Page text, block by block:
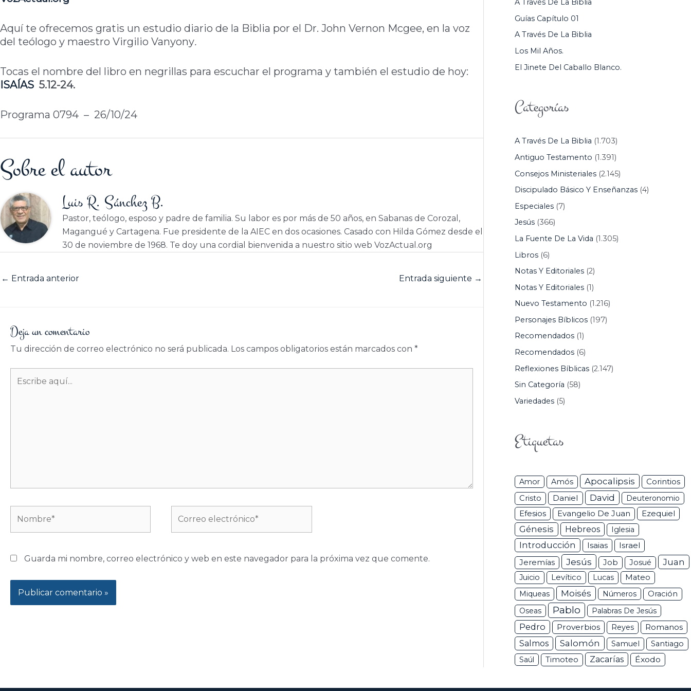
Aquí te ofrecemos gratis un estudio diario de la Biblia por el Dr. John Vernon Mcgee, en la voz
del teólogo y maestro Virgilio Vanyony.
Tocas el nombre del libro en negrillas para escuchar el programa y también el estudio de hoy:
ISAÍAS 5.12-24.
Programa 0794 – 26/10/24
Sobre el autor
Luis R. Sánchez B.
Pastor, teólogo, esposo y padre de familia. Su labor es por más de 50 años, en Sabanas de Corozal,
Magangué y Cartagena. Fue presidente de la AIEC en dos ocasiones. Casado con Hilda Gómez desde el
30 de noviembre de 1968. Te doy una cordial bienvenida a nuestro sitio web VozActual.org
← Entrada anterior Entrada siguiente →
Deja un comentario
Tu dirección de correo electrónico no será publicada. Los campos obligatorios están marcados con *
aquí...
electrónico*
Guarda mi nombre, correo electrónico y web en este navegador para la próxima vez que comente.
R
:
A Través De La Biblia
Guías Capítulo 01
A Través De La Biblia
Los Mil Años.
El Jinete Del Caballo Blanco.
Categorías
A Través De La Biblia (1.703)
Antiguo Testamento (1.391)
Consejos Ministeriales(2.145)
Discipulado Básico Y Enseñanzas(4)
Especiales(7)
Jesús(366)
La Fuente De La Vida (1.305)
Libros(6)
Notas Y Editoriales(2)
Notas Y Editoriales(1)
Nuevo Testamento (1.216)
Personajes Bíblicos(197)
Recomendados(1)
Recomendados(6)
Reflexiones Bíblicas(2.147)
Sin Categoría (58)
Variedades(5)
Etiquetas
Amor Amós Apocalipsis Corintios
Cristo Daniel David Deuteronomio
Efesios Evangelio De Juan Ezequiel
Génesis Hebreos Iglesia
Introducción Isaias Israel
Jeremías Jesús Job Josué Juan
Juicio Levítico Lucas
Mateo
Miqueas
Moisés Números
Oración
Oseas
Pablo Palabras De Jesús
Pedro Proverbios Reyes
Romanos
Salmos
Salomón Samuel
Santiago
Saúl
Timoteo Zacarías Éxodo